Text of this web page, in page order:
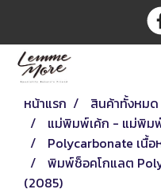
หน้าแรก สินค้าทั้งหมด
แม่พิมพ์เค้ก - แม่พิม
Polycarbonate เนื้
พิมพ์ช็อคโกแลต
(2085)